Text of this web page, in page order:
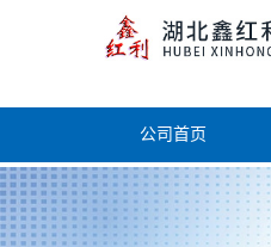
公司首页